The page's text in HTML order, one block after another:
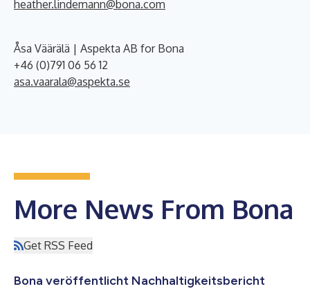
heather.lindemann@bona.com
Åsa Väärälä | Aspekta AB for Bona
+46 (0)791 06 56 12
asa.vaarala@aspekta.se
More News From Bona
Get RSS Feed
Bona veröffentlicht Nachhaltigkeitsbericht